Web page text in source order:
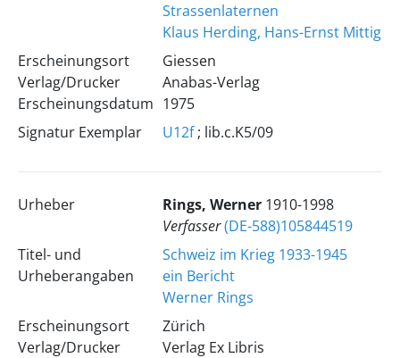
Strassenlaternen
Klaus Herding, Hans-Ernst Mittig
Erscheinungsort
Verlag/Drucker
Erscheinungsdatum
Giessen
Anabas-Verlag
1975
Signatur Exemplar
U12f; lib.c.K5/09
Urheber Rings, Werner 1910-1998
Verfasser(DE-588)105844519
Titel- und
Urheberangaben
Schweiz im Krieg 1933-1945
ein Bericht
Werner Rings
Erscheinungsort
Verlag/Drucker
Zürich
Verlag Ex Libris